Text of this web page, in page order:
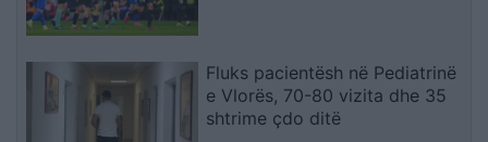
Fluks pacientësh në Pediatrinë
e Vlorës, 70-80 vizita dhe 35
shtrime çdo ditë